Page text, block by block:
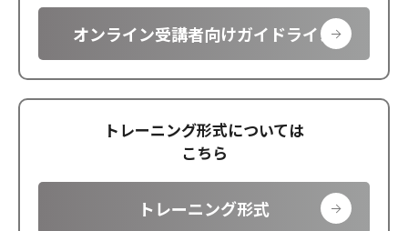
オンライン受講者向けガイドライン
トレーニング形式については
こちら
トレーニング形式